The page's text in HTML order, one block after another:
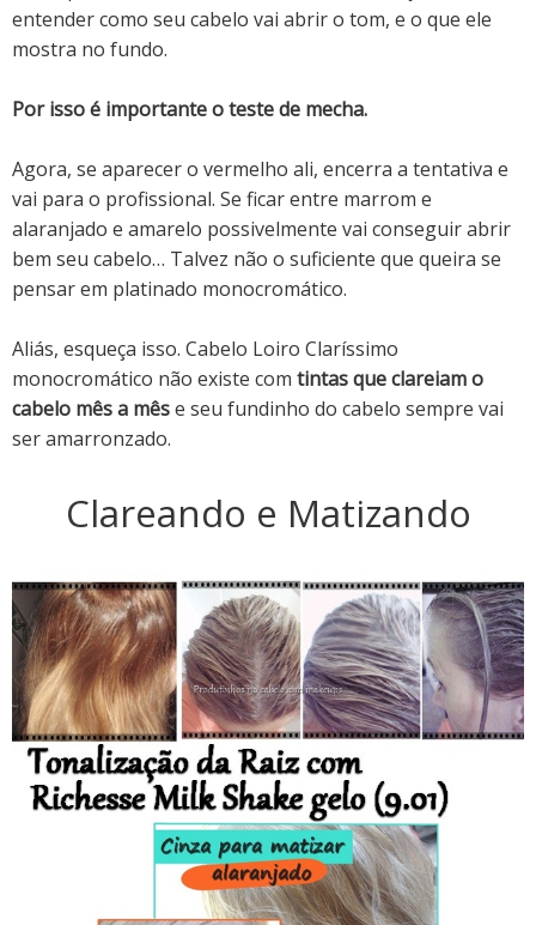
entender como seu cabelo vai abrir o tom, e o que ele
mostra no fundo.
Por isso é importante o teste de mecha.
Agora, se aparecer o vermelho ali, encerra a tentativa e
vai para o profissional. Se ficar entre marrom e
alaranjado e amarelo possivelmente vai conseguir abrir
bem seu cabelo… Talvez não o suficiente que queira se
pensar em platinado monocromático.
Aliás, esqueça isso. Cabelo Loiro Claríssimo
monocromático não existe com tintas que clareiam o
cabelo mês a mêse seu fundinho do cabelo sempre vai
ser amarronzado.
Clareando e Matizando